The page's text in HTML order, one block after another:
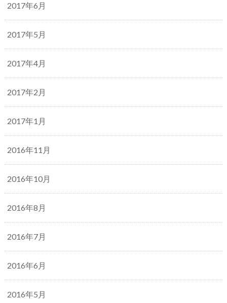
2017年6月
2017年5月
2017年4月
2017年2月
2017年1月
2016年11月
2016年10月
2016年8月
2016年7月
2016年6月
2016年5月